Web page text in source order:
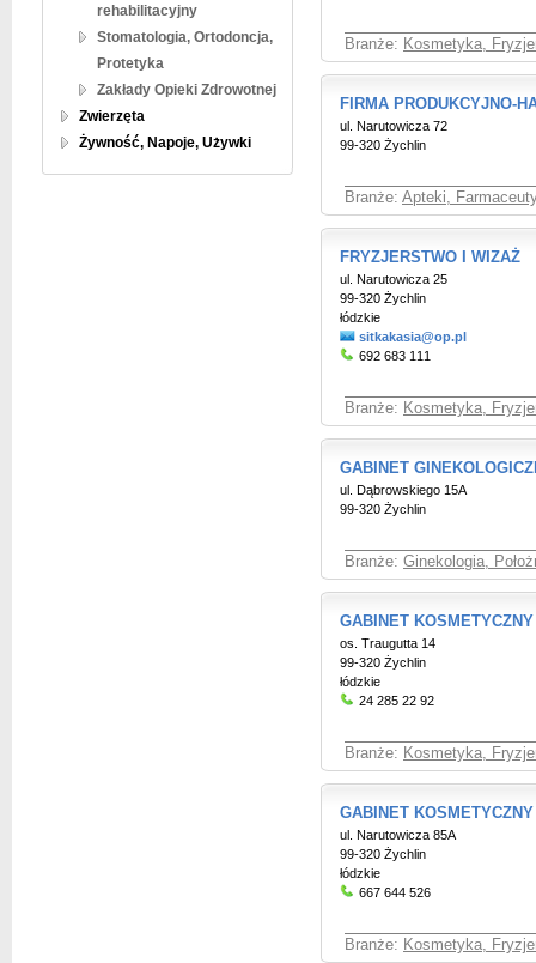
rehabilitacyjny
Stomatologia, Ortodoncja,
Protetyka
Zakłady Opieki Zdrowotnej
Zwierzęta
Żywność, Napoje, Używki
Branże: Kosmetyka,
FIRMA PRODUKCYJNO-
ul. Narutowicza 72
99-320 Żychlin
Branże: Apteki,
FRYZJERSTWO I WIZAŻ
ul. Narutowicza 25
99-320 Żychlin
łódzkie
sitkakasia@op.pl
692 683 111
Branże: Kosmetyka,
GABINET
ul. Dąbrowskiego 15A
99-320 Żychlin
Branże: Ginekologia,
GABINET
os. Traugutta 14
99-320 Żychlin
łódzkie
24 285 22 92
Branże: Kosmetyka,
GABINET
ul. Narutowicza 85A
99-320 Żychlin
łódzkie
667 644 526
Branże: Kosmetyka,